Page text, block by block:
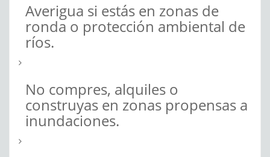
Averigua si estás en zonas de
ronda o protección ambiental de
ríos.
No compres, alquiles o
construyas en zonas propensas a
inundaciones.